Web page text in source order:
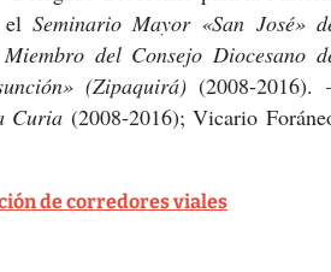
elSeminario Mayor «San José»
Miembro del Consejo Diocesano
(Zipaquirá) (2008-2016).
Curia (2008-2016); Vicario
de corredores viales